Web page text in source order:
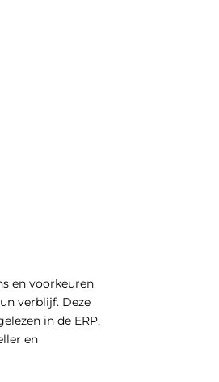
en voorkeuren
verblijf. Deze
in de ERP,
en